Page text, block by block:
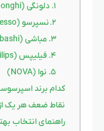
۱. دلونگی (DeLonghi)
۲. نسپرسو (Nespresso)
۳. مباشی (Mebashi)
۴. فیلیپس (Philips)
۵. نوا (NOVA)
کدام برند
نقاط ضعف هر یک
راهنمای انتخاب